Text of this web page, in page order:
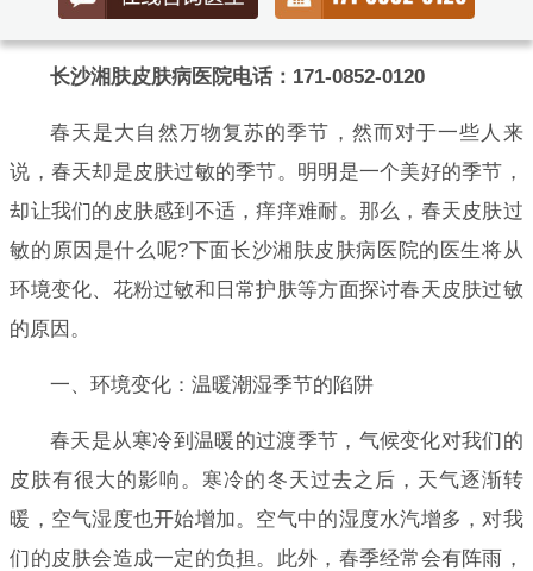
长沙湘肤皮肤病医院电话：171-0852-0120
春天是大自然万物复苏的季节，然而对于一些人来
说，春天却是皮肤过敏的季节。明明是一个美好的季节，
却让我们的皮肤感到不适，痒痒难耐。那么，春天皮肤过
敏的原因是什么呢?下面长沙湘肤皮肤病医院的医生将从
环境变化、花粉过敏和日常护肤等方面探讨春天皮肤过敏
的原因。
一、环境变化：温暖潮湿季节的陷阱
春天是从寒冷到温暖的过渡季节，气候变化对我们的
皮肤有很大的影响。寒冷的冬天过去之后，天气逐渐转
暖，空气湿度也开始增加。空气中的湿度水汽增多，对我
们的皮肤会造成一定的负担。此外，春季经常会有阵雨，